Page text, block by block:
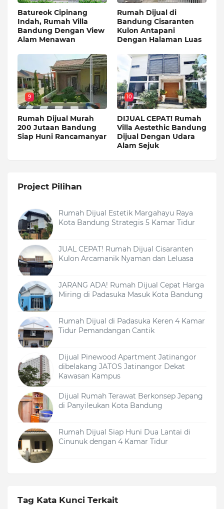
Batureok Cipinang
Indah, Rumah Villa
Bandung Dengan View
Alam Menawan
Rumah Dijual di
Bandung Cisaranten
Kulon Antapani
Dengan Halaman Luas
9
Rumah Dijual Murah
200 Jutaan Bandung
Siap Huni Rancamanyar
10
DIJUAL CEPAT! Rumah
Villa Aestethic Bandung
Dijual Dengan Udara
Alam Sejuk
Project Pilihan
Rumah Dijual Estetik Margahayu Raya
Kota Bandung Strategis 5 Kamar Tidur
JUAL CEPAT! Rumah Dijual Cisaranten
Kulon Arcamanik Nyaman dan Leluasa
JARANG ADA! Rumah Dijual Cepat Harga
Miring di Padasuka Masuk Kota Bandung
Rumah Dijual di Padasuka Keren 4 Kamar
Tidur Pemandangan Cantik
Dijual Pinewood Apartment Jatinangor
dibelakang JATOS Jatinangor Dekat
Kawasan Kampus
Dijual Rumah Terawat Berkonsep Jepang
di Panyileukan Kota Bandung
Rumah Dijual Siap Huni Dua Lantai di
Cinunuk dengan 4 Kamar Tidur
Tag Kata Kunci Terkait